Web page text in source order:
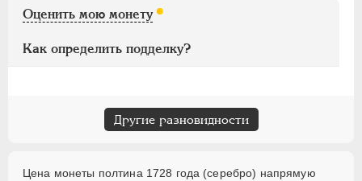
Петрунин
: не вошла в описание
Семёнов: 98-880 (R2)
Оценить мою монету
Как определить подделку?
Другие разновидности
Цена монеты полтина 1728 года (серебро) напрямую